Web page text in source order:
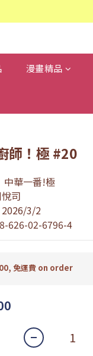
漫畫精品
師！極 #20
中華一番!極
司
3/2
626-02-6796-4
免運費 on order